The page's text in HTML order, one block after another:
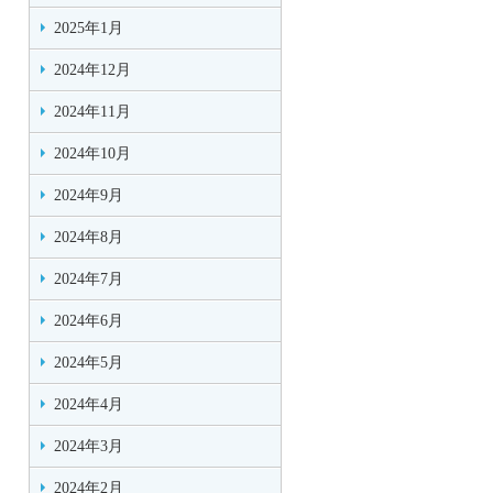
2025年1月
2024年12月
2024年11月
2024年10月
2024年9月
2024年8月
2024年7月
2024年6月
2024年5月
2024年4月
2024年3月
2024年2月